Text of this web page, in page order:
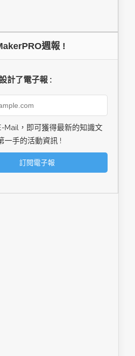
週報 !
計了電子報 :
Mail，即可獲得最新的知識文
一手的活動資訊 !